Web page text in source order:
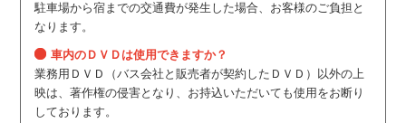
駐車場から宿までの交通費が発生した場合、お客様のご負担と
なります。
車内のＤＶＤは使用できますか？
業務用ＤＶＤ（バス会社と販売者が契約したＤＶＤ）以外の上
映は、著作権の侵害となり、お持込いただいても使用をお断り
しております。